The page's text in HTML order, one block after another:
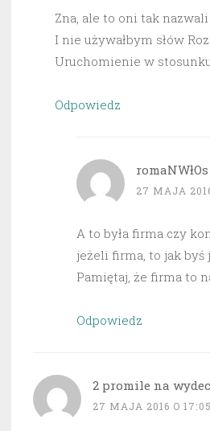
Zna, ale to oni tak
I nie używałbym słów
Uruchomienie w
Odpowiedz
romaNWłOs
27 MAJA
A to była firma czy
jeżeli firma, to jak byś
Pamiętaj, że firma to
Odpowiedz
2 promile na
27 MAJA 2016 O 17:05